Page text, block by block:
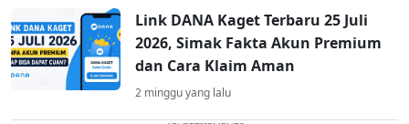
Link DANA Kaget Terbaru 25 Juli
2026, Simak Fakta Akun Premium
dan Cara Klaim Aman
2 minggu yang lalu